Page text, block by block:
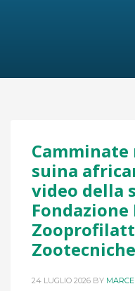
Camminate
suina
video della
Zootecniche
24 LUGLIO 2026 BY